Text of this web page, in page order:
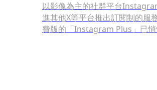
以影像為主的社群平台
進其他X等平台推出訂閱制的服
費版的「Instagram Plus」已悄